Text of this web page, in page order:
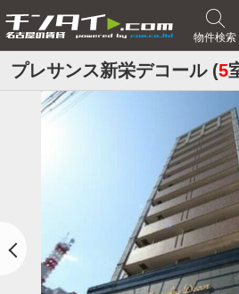
物件検索
プレサンス新栄デコール (5